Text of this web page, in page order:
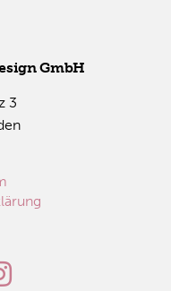
GmbH
3